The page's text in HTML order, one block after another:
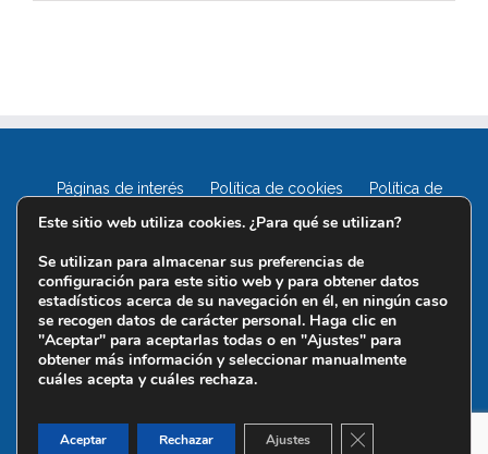
Páginas de interés Política de cookies
Política de
privacidad
Este sitio web utiliza cookies. ¿Para qué se utilizan?
Se utilizan para almacenar sus preferencias de
configuración para este sitio web y para obtener datos
estadísticos acerca de su navegación en él, en ningún caso
se recogen datos de carácter personal. Haga clic en
"Aceptar" para aceptarlas todas o en "Ajustes" para
obtener más información y seleccionar manualmente
cuáles acepta y cuáles rechaza.
Aceptar Rechazar Ajustes Cerrar el banner